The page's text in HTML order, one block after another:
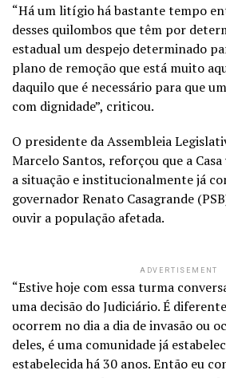
“Há um litígio há bastante tempo
desses quilombos que têm por
estadual um despejo determinado
plano de remoção que está muito
daquilo que é necessário para que
com dignidade”, criticou.
O presidente da Assembleia
Marcelo Santos, reforçou que a
a situação e institucionalmente já
governador Renato Casagrande
ouvir a população afetada.
ADVERTISEMENT
“Estive hoje com essa turma
uma decisão do Judiciário. É
ocorrem no dia a dia de invasão ou
deles, é uma comunidade já
estabelecida há 30 anos. Então eu